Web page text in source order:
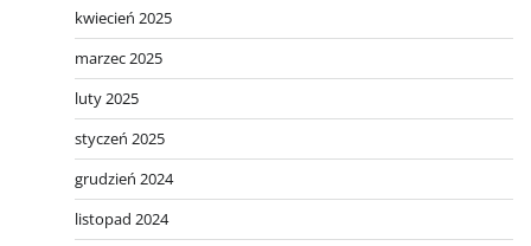
kwiecień 2025
marzec 2025
luty 2025
styczeń 2025
grudzień 2024
listopad 2024